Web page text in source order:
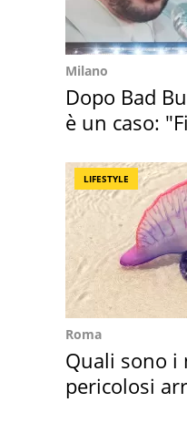
Milano
Dopo Bad
è un caso:
LIFESTYLE
Roma
Quali sono i
pericolosi